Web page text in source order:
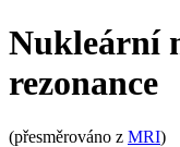
Nukleární
rezonance
(přesměrováno z MRI)